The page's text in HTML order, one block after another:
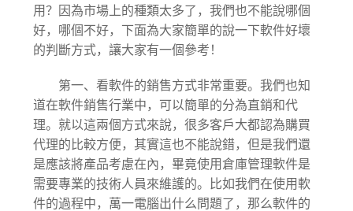
用？因為市場上的種類太多了，我們也不能說哪個
好，哪個不好，下面為大家簡單的說一下軟件好壞
的判斷方式，讓大家有一個參考！
第一、看軟件的銷售方式非常重要。我們也知
道在軟件銷售行業中，可以簡單的分為直銷和代
理。就以這兩個方式來說，很多客戶大都認為購買
代理的比較方便，其實這也不能說錯，但是我們還
是應該將產品考慮在內，畢竟使用倉庫管理軟件是
需要專業的技術人員來維護的。比如我們在使用軟
件的過程中，萬一電腦出什么問題了，那么軟件的